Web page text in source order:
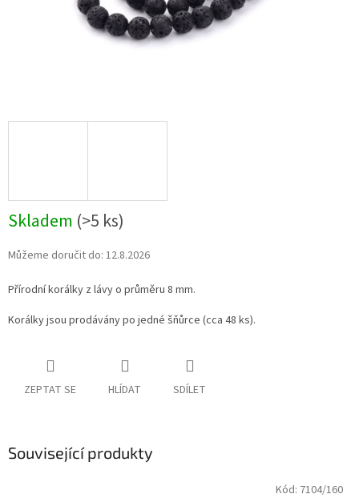
Skladem (>5 ks)
Můžeme doručit do: 12.8.2026
Přírodní korálky z lávy o průměru 8 mm.
Korálky jsou prodávány po jedné šňůrce (cca 48 ks).
ZEPTAT SE HLÍDAT SDÍLET
Související produkty
Kód: 7104/160